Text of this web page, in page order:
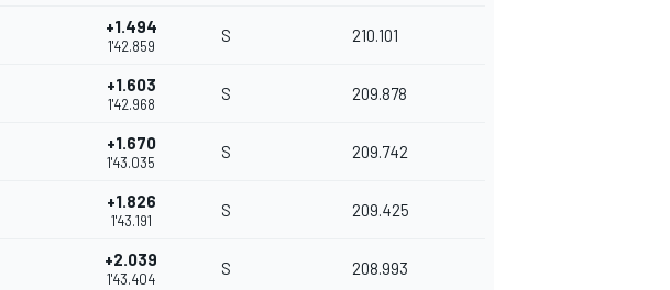
+1.494
1'42.859
S 210.101
+1.603
1'42.968
S 209.878
+1.670
1'43.035
S 209.742
+1.826
1'43.191
S 209.425
+2.039
1'43.404
S 208.993